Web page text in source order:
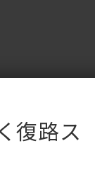
復路ス